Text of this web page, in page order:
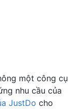
một công cụ
nhu cầu của
JustDo cho